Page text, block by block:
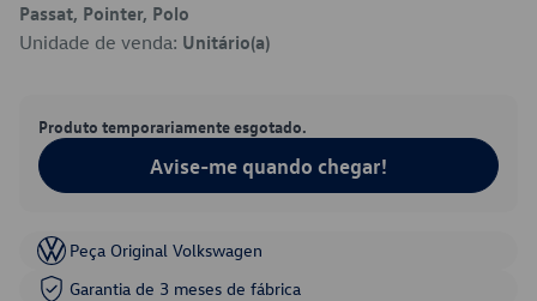
Passat, Pointer, Polo
Unidade de venda: Unitário(a)
Produto temporariamente esgotado.
Avise-me quando chegar!
Peça Original Volkswagen
Garantia de 3 meses de fábrica